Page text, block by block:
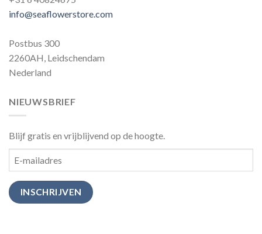
info@seaflowerstore.com
Postbus 300
2260AH, Leidschendam
Nederland
NIEUWSBRIEF
Blijf gratis en vrijblijvend op de hoogte.
INSCHRIJVEN